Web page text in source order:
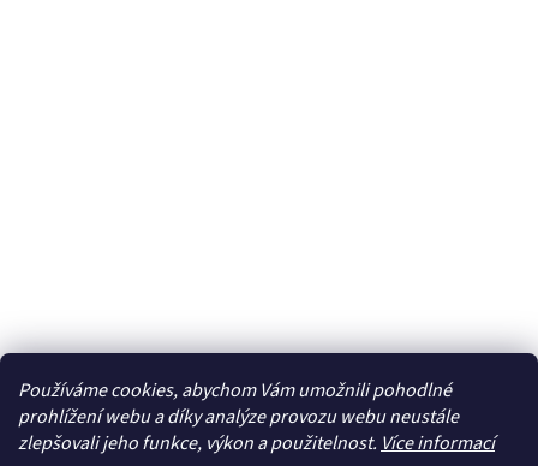
Používáme cookies, abychom Vám umožnili pohodlné
prohlížení webu a díky analýze provozu webu neustále
zlepšovali jeho funkce, výkon a použitelnost. Více informací